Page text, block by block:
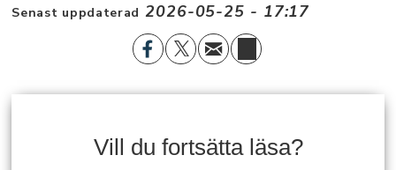
Senast uppdaterad 2026-05-25 - 17:17
Vill du fortsätta läsa?